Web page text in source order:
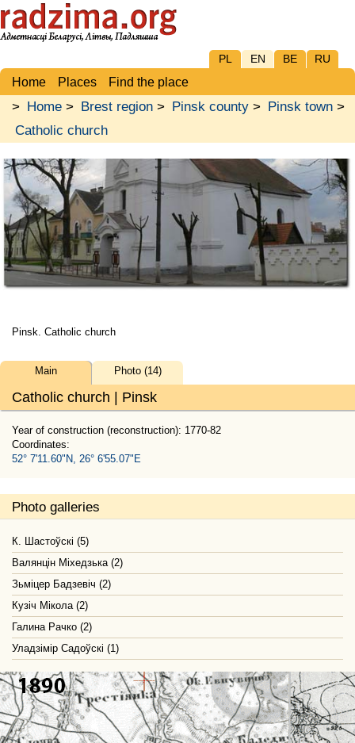
PL EN BE RU
Home Places Find the place
> Home > Brest region > Pinsk county > Pinsk town >
Catholic church
Pinsk. Catholic church
Catholic church | Pinsk
Main Photo (14)
Year of construction (reconstruction): 1770-82
Coordinates:
52° 7'11.60"N, 26° 6'55.07"E
Photo galleries
К. Шастоўскі (5)
Валянцін Міхедзька (2)
Зьміцер Бадзевіч (2)
Кузіч Мікола (2)
Галина Рачко (2)
Уладзімір Садоўскі (1)